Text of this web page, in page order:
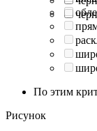
По этим
Рисунок